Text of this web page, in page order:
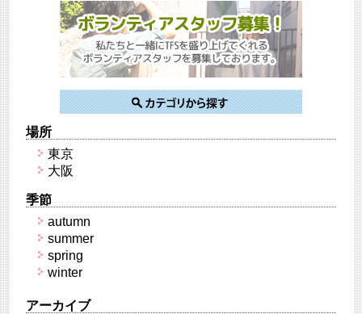
場所
東京
大阪
季節
autumn
summer
spring
winter
アーカイブ